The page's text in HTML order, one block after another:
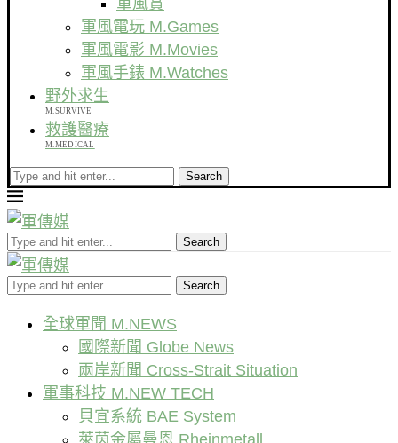
軍風賞
軍風電玩 M.Games
軍風電影 M.Movies
軍風手錶 M.Watches
野外求生
M.SURVIVE
救護醫療
M.MEDICAL
Search
Search
Search
全球軍聞 M.NEWS
國際新聞 Globe News
兩岸新聞 Cross-Strait Situation
軍事科技 M.NEW TECH
貝宜系統 BAE System
萊茵金屬曼恩 Rheinmetall